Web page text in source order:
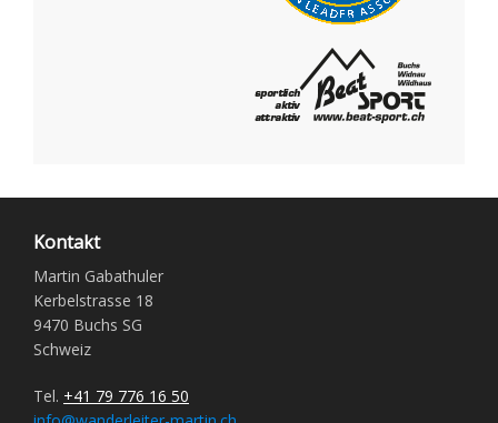
Kontakt
Martin Gabathuler
Kerbelstrasse 18
9470 Buchs SG
Schweiz
Tel. +41 79 776 16 50